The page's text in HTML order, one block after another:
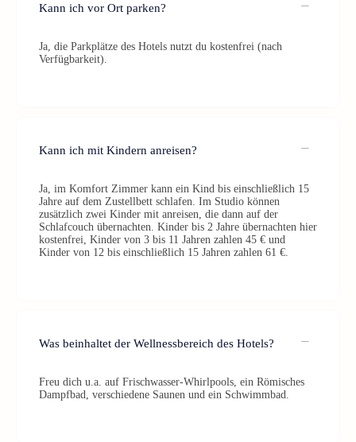
Kann ich vor Ort parken?
Ja, die Parkplätze des Hotels nutzt du kostenfrei (nach
Verfügbarkeit).
Kann ich mit Kindern anreisen?
Ja, im Komfort Zimmer kann ein Kind bis einschließlich 15
Jahre auf dem Zustellbett schlafen. Im Studio können
zusätzlich zwei Kinder mit anreisen, die dann auf der
Schlafcouch übernachten. Kinder bis 2 Jahre übernachten hier
kostenfrei, Kinder von 3 bis 11 Jahren zahlen 45 € und
Kinder von 12 bis einschließlich 15 Jahren zahlen 61 €.
Was beinhaltet der Wellnessbereich des Hotels?
Freu dich u.a. auf Frischwasser-Whirlpools, ein Römisches
Dampfbad, verschiedene Saunen und ein Schwimmbad.